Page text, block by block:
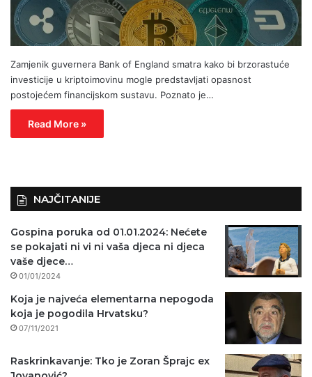
Zamjenik guvernera Bank of England smatra kako bi brzorastuće
investicije u kriptoimovinu mogle predstavljati opasnost
postojećem financijskom sustavu. Poznato je…
Read More »
NAJČITANIJE
Gospina poruka od 01.01.2024: Nećete
se pokajati ni vi ni vaša djeca ni djeca
vaše djece…
01/01/2024
Koja je najveća elementarna nepogoda
koja je pogodila Hrvatsku?
07/11/2021
Raskrinkavanje: Tko je Zoran Šprajc ex